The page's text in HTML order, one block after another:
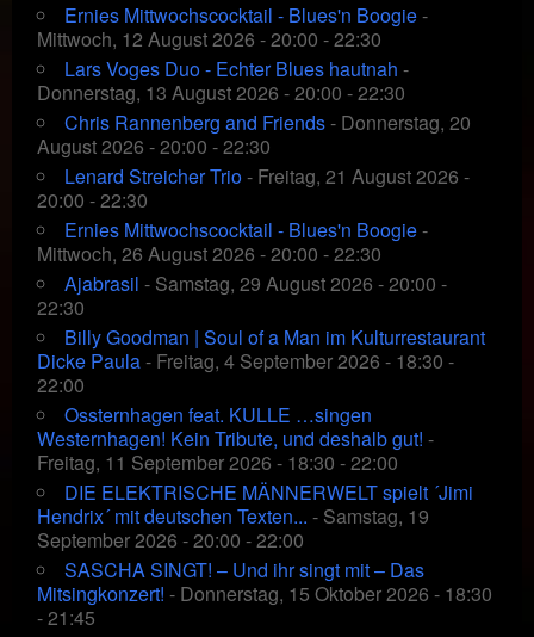
Ernies Mittwochscocktail - Blues'n Boogie-
Mittwoch, 12 August 2026 - 20:00 - 22:30
Lars Voges Duo - Echter Blues hautnah -
Donnerstag, 13 August 2026 - 20:00 - 22:30
Chris Rannenberg and Friends- Donnerstag, 20
August 2026 - 20:00 - 22:30
Lenard Streicher Trio- Freitag, 21 August 2026 -
20:00 - 22:30
Ernies Mittwochscocktail - Blues'n Boogie-
Mittwoch, 26 August 2026 - 20:00 - 22:30
Ajabrasil - Samstag, 29 August 2026 - 20:00 -
22:30
Billy Goodman | Soul of a Man im Kulturrestaurant
Dicke Paula- Freitag, 4 September 2026 - 18:30 -
22:00
Ossternhagen feat. KULLE …singen
Westernhagen! Kein Tribute, und deshalb gut! -
Freitag, 11 September 2026 - 18:30 - 22:00
DIE ELEKTRISCHE MÄNNERWELT spielt ´Jimi
Hendrix´ mit deutschen Texten... - Samstag, 19
September 2026 - 20:00 - 22:00
SASCHA SINGT! – Und ihr singt mit – Das
Mitsingkonzert! - Donnerstag, 15 Oktober 2026 - 18:30
- 21:45